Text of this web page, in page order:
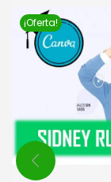
¡Oferta!